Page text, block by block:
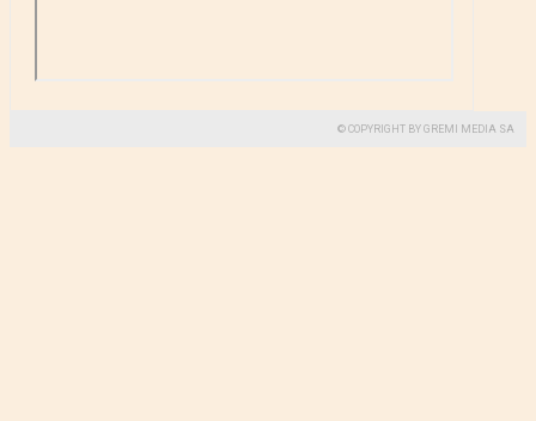
© COPYRIGHT BY GREMI MEDIA SA